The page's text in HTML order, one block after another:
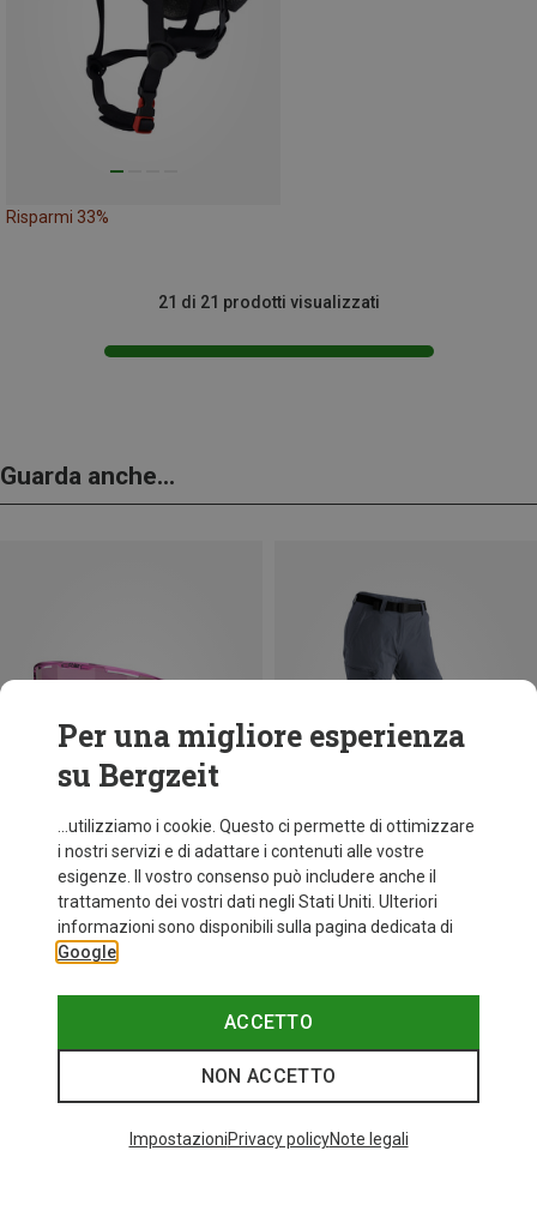
Risparmi 33%
21 di 21 prodotti visualizzati
Guarda anche...
+9 Taglie
ONE SIZE
fino a 35%
I più cercati
Per una migliore esperienza
su Bergzeit
...utilizziamo i cookie. Questo ci permette di ottimizzare
i nostri servizi e di adattare i contenuti alle vostre
esigenze. Il vostro consenso può includere anche il
trattamento dei vostri dati negli Stati Uniti. Ulteriori
informazioni sono disponibili sulla pagina dedicata di
Google
ACCETTO
NON ACCETTO
ImpostazioniPrivacy policyNote legali